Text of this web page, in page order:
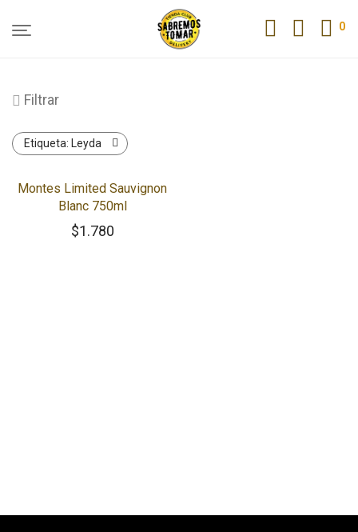
0
Filtrar
Etiqueta: Leyda
Montes Limited Sauvignon
Blanc 750ml
$1.780